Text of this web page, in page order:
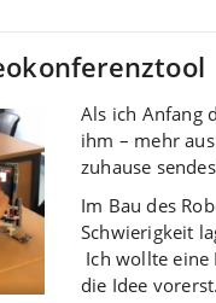
Als ich Anfang
ihm – mehr
zuhause
Im Bau des
Schwierigkeit
Ich wollte eine
die Idee vorerst.